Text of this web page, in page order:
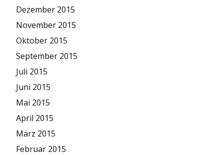
Dezember 2015
November 2015
Oktober 2015
September 2015
Juli 2015
Juni 2015
Mai 2015
April 2015
März 2015
Februar 2015